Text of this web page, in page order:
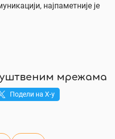
најпаметније је
мрежама
Подели на X-у